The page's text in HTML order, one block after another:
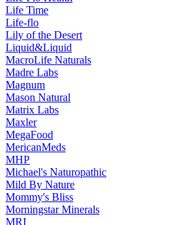
Life Time
Life-flo
Lily of the Desert
Liquid&Liquid
MacroLife Naturals
Madre Labs
Magnum
Mason Natural
Matrix Labs
Maxler
MegaFood
MericanMeds
MHP
Michael's Naturopathic
Mild By Nature
Mommy's Bliss
Morningstar Minerals
MRI